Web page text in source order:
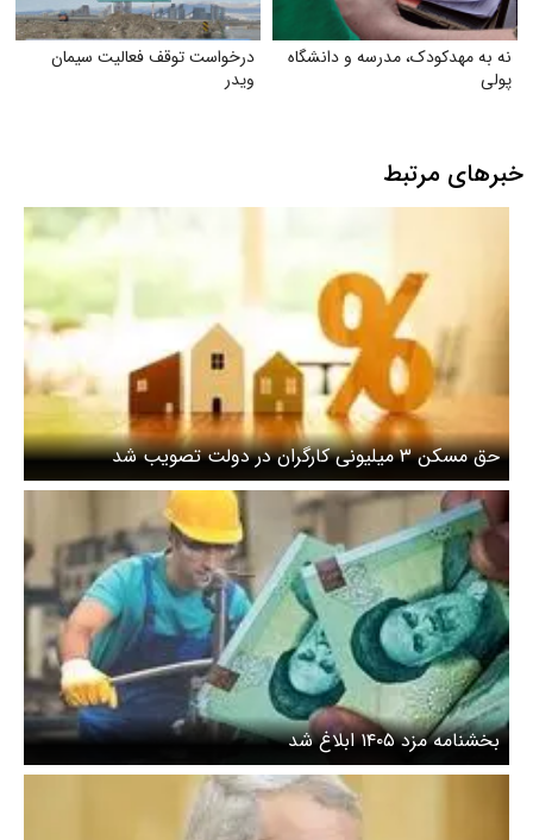
نه به مهدکودک، مدرسه و دانشگاه
پولی
درخواست توقف فعالیت سیمان
ویدر
خبرهای مرتبط
حق مسکن ۳ میلیونی کارگران در دولت تصویب شد
بخشنامه مزد ۱۴۰۵ ابلاغ شد